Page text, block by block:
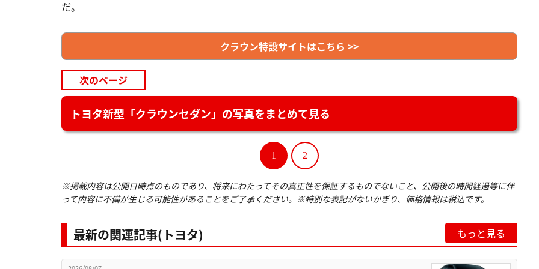
だ。
クラウン特設サイトはこちら >>
次のページ
トヨタ新型「クラウンセダン」の写真をまとめて見る
1 2
※掲載内容は公開日時点のものであり、将来にわたってその真正性を保証するものでないこと、公開後の時間経過等に伴
って内容に不備が生じる可能性があることをご了承ください。※特別な表記がないかぎり、価格情報は税込です。
最新の関連記事(トヨタ) もっと見る